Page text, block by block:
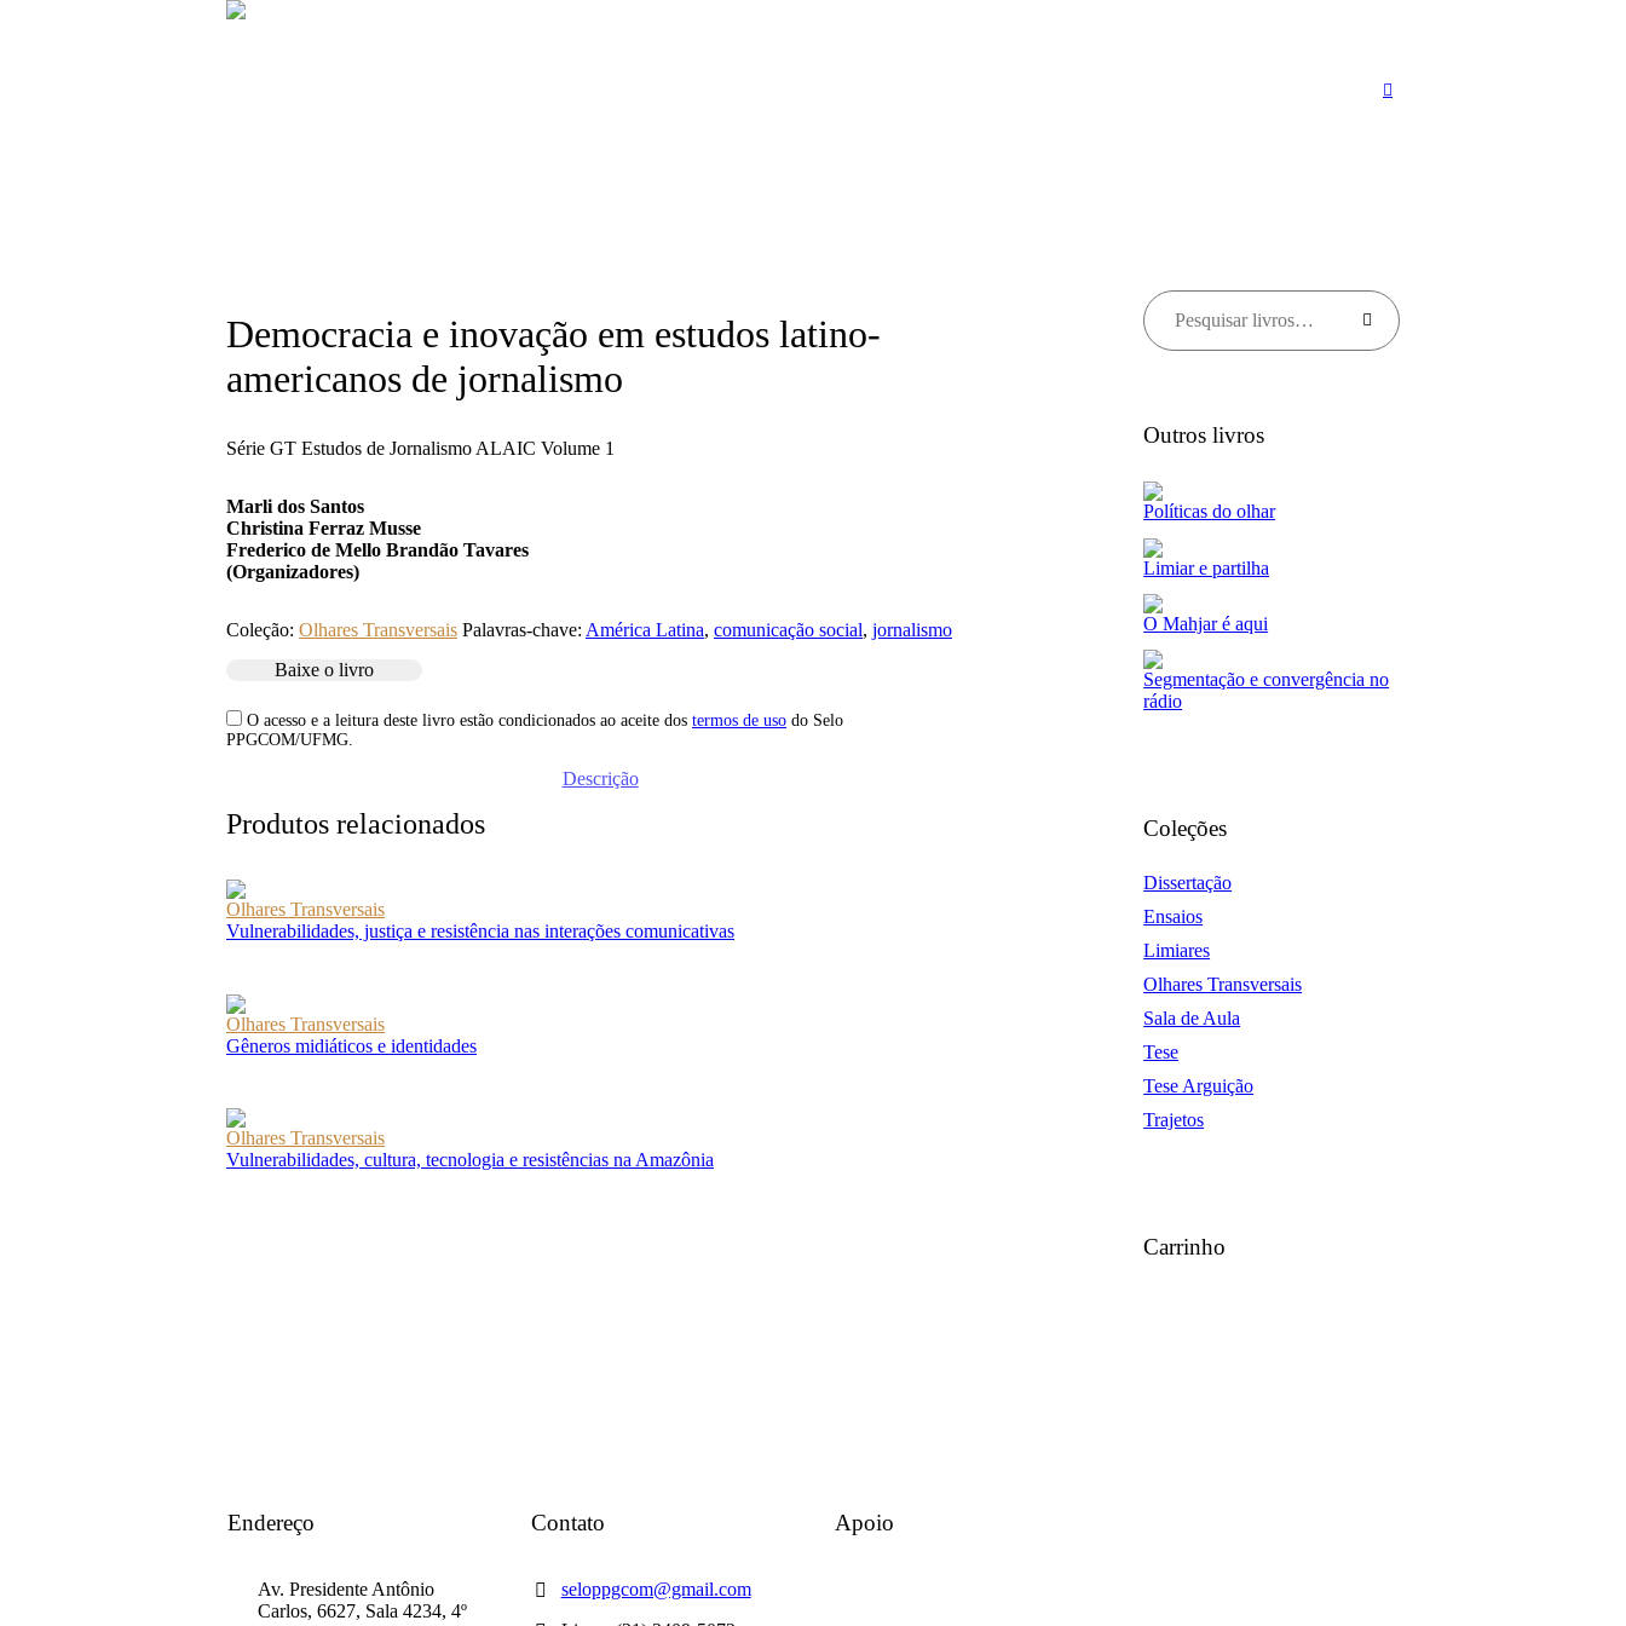
Democracia e inovação em estudos latino-
americanos de jornalismo
Série GT Estudos de Jornalismo ALAIC Volume 1
Marli dos Santos
Christina Ferraz Musse
Frederico de Mello Brandão Tavares
(Organizadores)
Coleção: Olhares Transversais Palavras-chave: América Latina, comunicação social, jornalismo
Baixe o livro
O acesso e a leitura deste livro estão condicionados ao aceite dos termos de uso do Selo
PPGCOM/UFMG.
Descrição
Produtos relacionados
Olhares Transversais
Vulnerabilidades, justiça e resistência nas interações comunicativas
Olhares Transversais
Gêneros midiáticos e identidades
Olhares Transversais
Vulnerabilidades, cultura, tecnologia e resistências na Amazônia
Outros livros
Políticas do olhar
Limiar e partilha
O Mahjar é aqui
Segmentação e convergência no
rádio
Coleções
Dissertação
Ensaios
Limiares
Olhares Transversais
Sala de Aula
Tese
Tese Arguição
Trajetos
Carrinho
Endereço
Av. Presidente Antônio
Carlos, 6627, Sala 4234, 4º
Contato
seloppgcom@gmail.com
Apoio